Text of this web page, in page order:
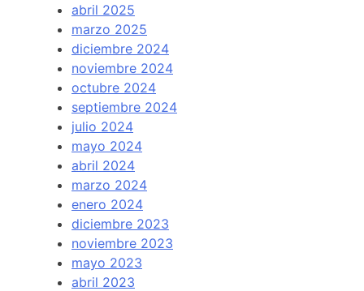
abril 2025
marzo 2025
diciembre 2024
noviembre 2024
octubre 2024
septiembre 2024
julio 2024
mayo 2024
abril 2024
marzo 2024
enero 2024
diciembre 2023
noviembre 2023
mayo 2023
abril 2023